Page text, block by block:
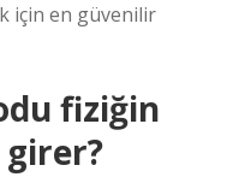
için en güvenilir
fiziğin